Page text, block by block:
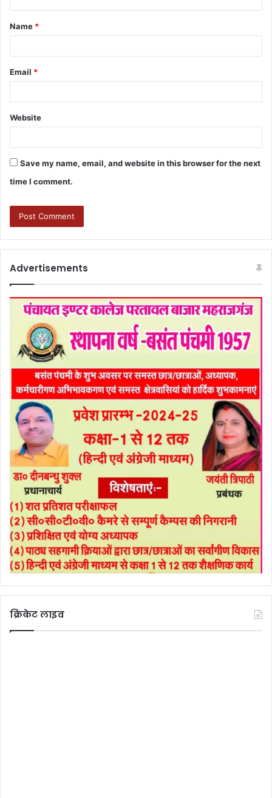
Name *
Email *
Website
Save my name, email, and website in this browser for the next
time I comment.
Advertisements
क्रिकेट लाइव